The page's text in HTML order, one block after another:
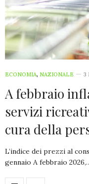
ECONOMIA, NAZIONALE 3
A febbraio
servizi
cura della
L’indice dei prezzi al
gennaio A febbraio